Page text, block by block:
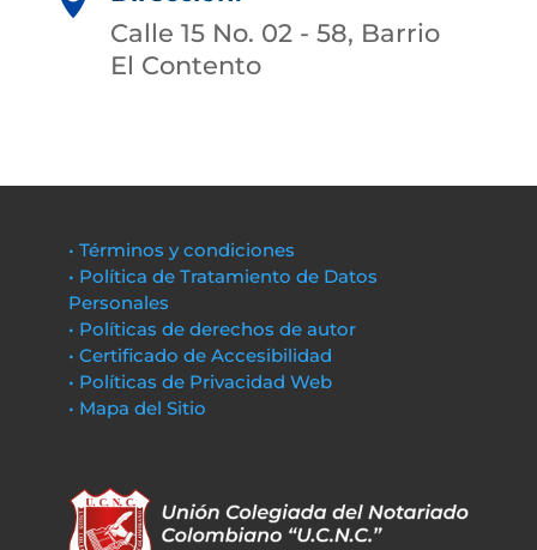
Calle 15 No. 02 - 58, Barrio
El Contento
• Términos y condiciones
• Política de Tratamiento de Datos
Personales
• Políticas de derechos de autor
• Certificado de Accesibilidad
• Políticas de Privacidad Web
• Mapa del Sitio